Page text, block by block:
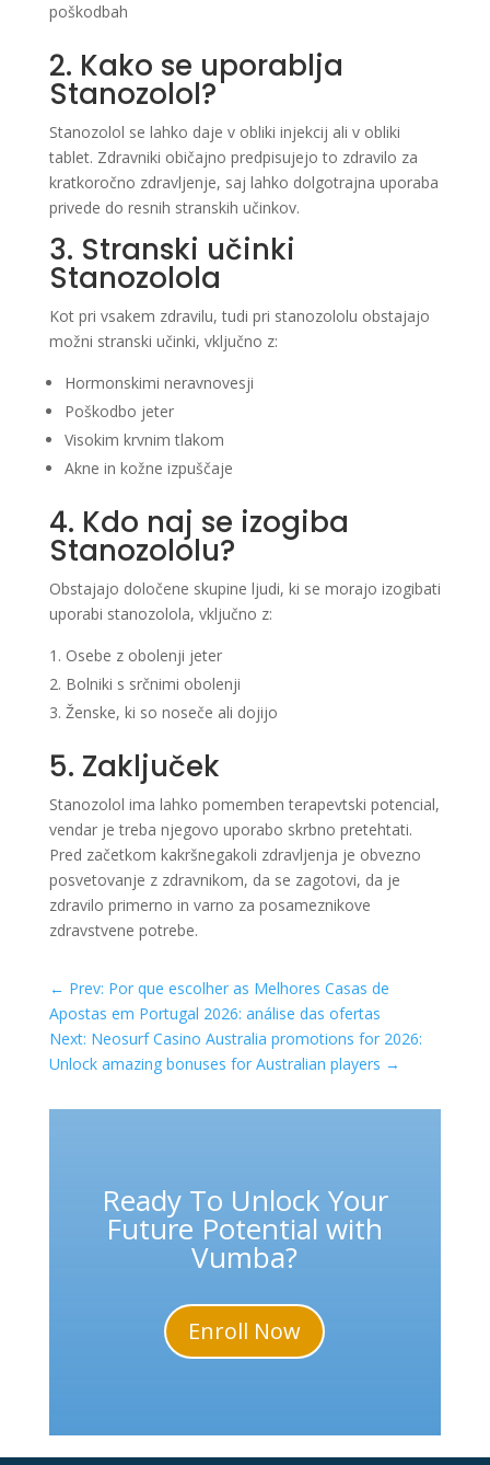
poškodbah
2. Kako se uporablja
Stanozolol?
Stanozolol se lahko daje v obliki injekcij ali v obliki
tablet. Zdravniki običajno predpisujejo to zdravilo za
kratkoročno zdravljenje, saj lahko dolgotrajna uporaba
privede do resnih stranskih učinkov.
3. Stranski učinki
Stanozolola
Kot pri vsakem zdravilu, tudi pri stanozololu obstajajo
možni stranski učinki, vključno z:
Hormonskimi neravnovesji
Poškodbo jeter
Visokim krvnim tlakom
Akne in kožne izpuščaje
4. Kdo naj se izogiba
Stanozololu?
Obstajajo določene skupine ljudi, ki se morajo izogibati
uporabi stanozolola, vključno z:
Osebe z obolenji jeter
Bolniki s srčnimi obolenji
Ženske, ki so noseče ali dojijo
5. Zaključek
Stanozolol ima lahko pomemben terapevtski potencial,
vendar je treba njegovo uporabo skrbno pretehtati.
Pred začetkom kakršnegakoli zdravljenja je obvezno
posvetovanje z zdravnikom, da se zagotovi, da je
zdravilo primerno in varno za posameznikove
zdravstvene potrebe.
← Prev: Por que escolher as Melhores Casas de
Apostas em Portugal 2026: análise das ofertas
Next: Neosurf Casino Australia promotions for 2026:
Unlock amazing bonuses for Australian players →
Ready To Unlock Your
Future Potential with
Vumba?
Enroll Now